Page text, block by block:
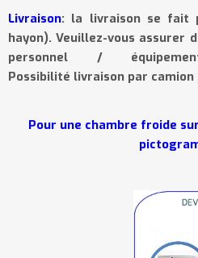
Livraison: la livraison se fait
hayon). Veuillez-vous assurer
personnel /
Possibilité livraison par
Pour une chambre froide